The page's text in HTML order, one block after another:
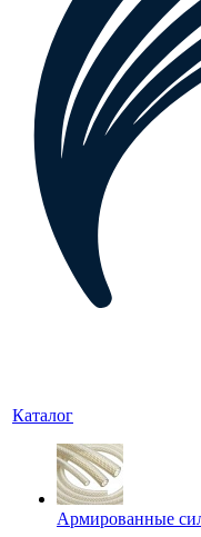
Каталог
Армированные